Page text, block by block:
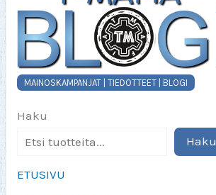
MAINOSKAMPANJAT | TIEDOTTEET | BLOGI
Haku
Haku
ETUSIVU